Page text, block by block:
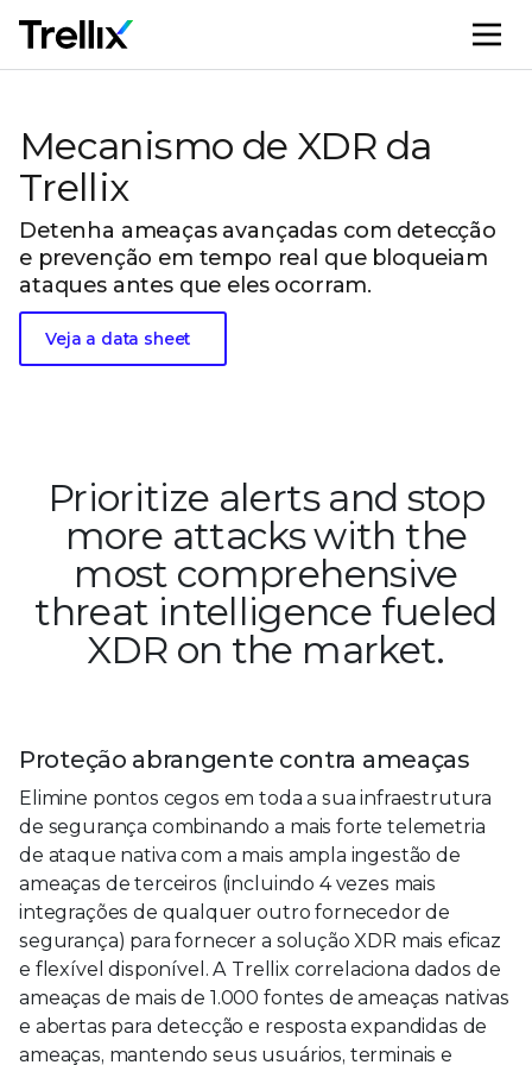
Mecanismo de XDR da
Trellix
Detenha ameaças avançadas com detecção
e prevenção em tempo real que bloqueiam
ataques antes que eles ocorram.
Veja a data sheet
Prioritize alerts and stop
more attacks with the
most comprehensive
threat intelligence fueled
XDR on the market.
Proteção abrangente contra ameaças
Elimine pontos cegos em toda a sua infraestrutura
de segurança combinando a mais forte telemetria
de ataque nativa com a mais ampla ingestão de
ameaças de terceiros (incluindo 4 vezes mais
integrações de qualquer outro fornecedor de
segurança) para fornecer a solução XDR mais eficaz
e flexível disponível. A Trellix correlaciona dados de
ameaças de mais de 1.000 fontes de ameaças nativas
e abertas para detecção e resposta expandidas de
ameaças, mantendo seus usuários, terminais e